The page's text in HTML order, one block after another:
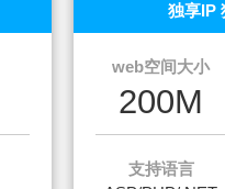
独享IP
web空间大小
200M
支持语言